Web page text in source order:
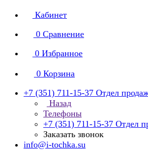
Кабинет
0 Сравнение
0 Избранное
0 Корзина
+7 (351) 711-15-37 Отдел
Назад
Телефоны
+7 (351) 711-15-37 Отдел
Заказать звонок
info@i-tochka.su